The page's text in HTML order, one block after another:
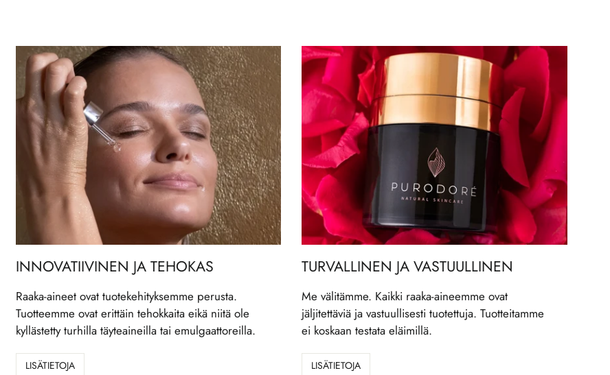
INNOVATIIVINEN JA TEHOKAS
Raaka-aineet ovat tuotekehityksemme perusta.
Tuotteemme ovat erittäin tehokkaita eikä niitä ole
kyllästetty turhilla täyteaineilla tai emulgaattoreilla.
LISÄTIETOJA
TURVALLINEN JA VASTUULLINEN
Me välitämme. Kaikki raaka-aineemme ovat
jäljitettäviä ja vastuullisesti tuotettuja. Tuotteitamme
ei koskaan testata eläimillä.
LISÄTIETOJA